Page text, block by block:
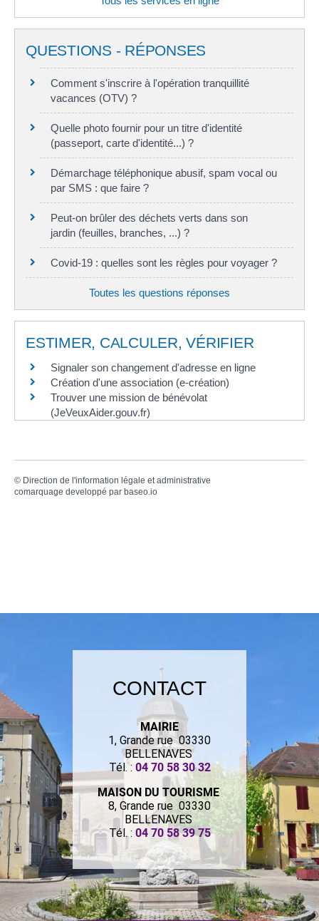
QUESTIONS - RÉPONSES
Comment s'inscrire à l'opération tranquillité
vacances (OTV) ?
Quelle photo fournir pour un titre d'identité
(passeport, carte d'identité...) ?
Démarchage téléphonique abusif, spam vocal ou
par SMS : que faire ?
Peut-on brûler des déchets verts dans son
jardin (feuilles, branches, ...) ?
Covid-19 : quelles sont les règles pour voyager ?
Toutes les questions réponses
ESTIMER, CALCULER, VÉRIFIER
Signaler son changement d'adresse en ligne
Création d'une association (e-création)
Trouver une mission de bénévolat
(JeVeuxAider.gouv.fr)
© Direction de l'information légale et administrative
comarquage developpé par baseo.io
CONTACT
MAIRIE
1, Grande rue 03330
BELLENAVES
Tél. : 04 70 58 30 32
MAISON DU TOURISME
8, Grande rue 03330
BELLENAVES
Tél. : 04 70 58 39 75